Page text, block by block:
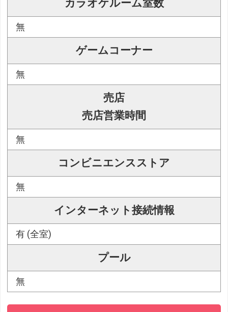
カラオケルーム室数
無
ゲームコーナー
無
売店
売店営業時間
無
コンビニエンスストア
無
インターネット接続情報
有 (全室)
プール
無